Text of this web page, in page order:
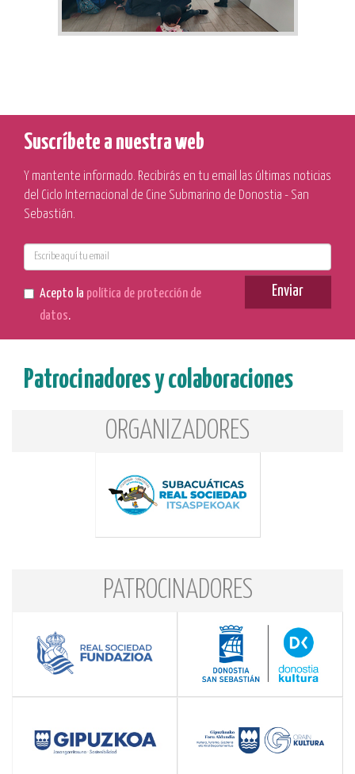
Suscríbete a nuestra web
Y mantente informado. Recibirás en tu email las últimas noticias
del Ciclo Internacional de Cine Submarino de Donostia - San
Sebastián.
Acepto la política de protección de
datos.
Enviar
Patrocinadores y colaboraciones
ORGANIZADORES
PATROCINADORES